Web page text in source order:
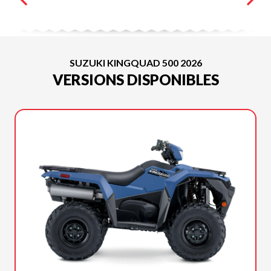
SUZUKI KINGQUAD 500 2026
VERSIONS DISPONIBLES